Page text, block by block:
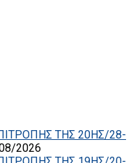
ΤΗΣ 20ΗΣ/28-
2026